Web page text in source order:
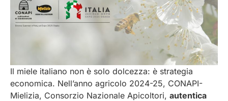
Il miele italiano non è solo dolcezza: è strategia
economica. Nell’anno agricolo 2024-25, CONAPI-
Mielizia, Consorzio Nazionale Apicoltori, autentica